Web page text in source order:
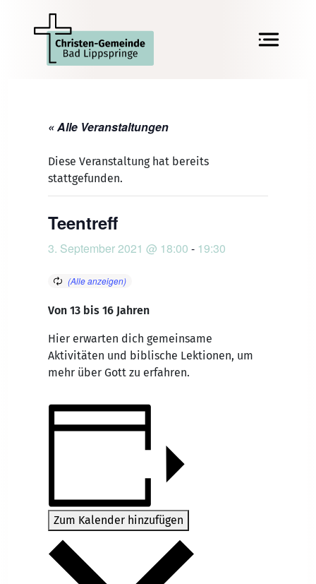
« Alle Veranstaltungen
Diese Veranstaltung hat bereits
stattgefunden.
Teentreff
3. September 2021 @ 18:00 - 19:30
Von 13 bis 16 Jahren
Hier erwarten dich gemeinsame
Aktivitäten und biblische Lektionen, um
mehr über Gott zu erfahren.
Zum Kalender hinzufügen